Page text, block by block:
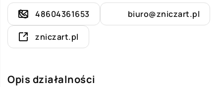
48604361653 biuro@zniczart.pl
zniczart.pl
Opis działalności